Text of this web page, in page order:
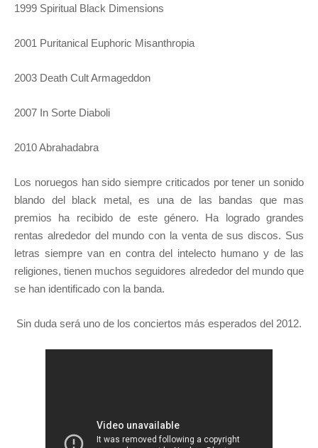
1999 Spiritual Black Dimensions
2001 Puritanical Euphoric Misanthropia
2003 Death Cult Armageddon
2007 In Sorte Diaboli
2010 Abrahadabra
Los noruegos han sido siempre criticados por tener un sonido
blando del black metal, es una de las bandas que mas
premios ha recibido de este género. Ha logrado grandes
rentas alrededor del mundo con la venta de sus discos. Sus
letras siempre van en contra del intelecto humano y de las
religiones, tienen muchos seguidores alrededor del mundo que
se han identificado con la banda.
Sin duda será uno de los conciertos más esperados del 2012.